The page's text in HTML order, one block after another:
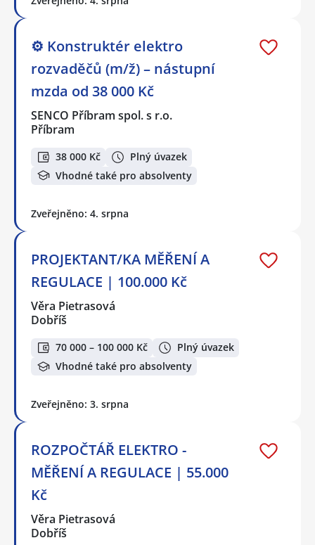
⚙️ Konstruktér elektro
rozvaděčů (m/ž) – nástupní
mzda od 38 000 Kč
SENCO Příbram spol. s r.o.
Příbram
38 000 Kč
Plný úvazek
Vhodné také pro absolventy
Zveřejněno: 4. srpna
PROJEKTANT/KA MĚŘENÍ A
REGULACE | 100.000 Kč
Věra Pietrasová
Dobříš
70 000 – 100 000 Kč
Plný úvazek
Vhodné také pro absolventy
Zveřejněno: 3. srpna
ROZPOČTÁŘ ELEKTRO -
MĚŘENÍ A REGULACE | 55.000
Kč
Věra Pietrasová
Dobříš